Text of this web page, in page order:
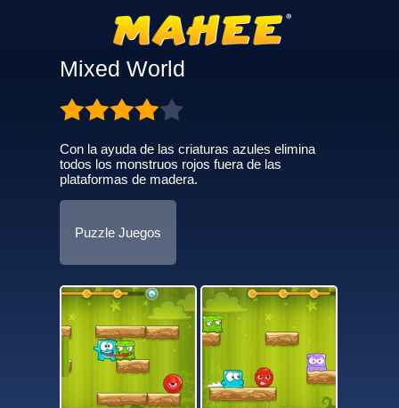
Mixed World
Con la ayuda de las criaturas azules elimina
todos los monstruos rojos fuera de las
plataformas de madera.
Puzzle Juegos